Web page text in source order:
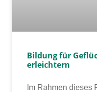
Bildung für
erleichtern
Im Rahmen die­ses